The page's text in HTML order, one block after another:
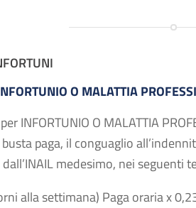
O MALATTIA
INFORTUNIO O MALATTIA
paga, il conguaglio
medesimo, nei seguenti
alla settimana) Paga oraria x